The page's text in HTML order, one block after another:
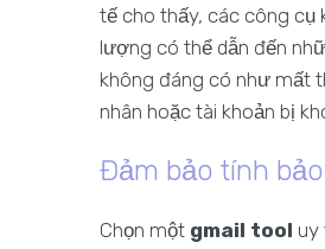
tế cho thấy, các công cụ
lượng có thể dẫn đến
không đáng có như mất
nhân hoặc tài khoản bị
Đảm bảo tính
Chọn một gmail tool uy